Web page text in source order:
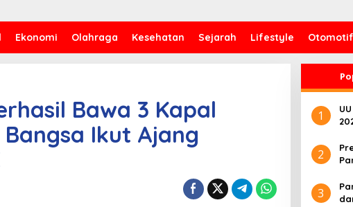
Ekonomi Olahraga Kesehatan Sejarah Lifestyle Otomotif
Bawa 3 Kapal
Ikut Ajang
1
2
3